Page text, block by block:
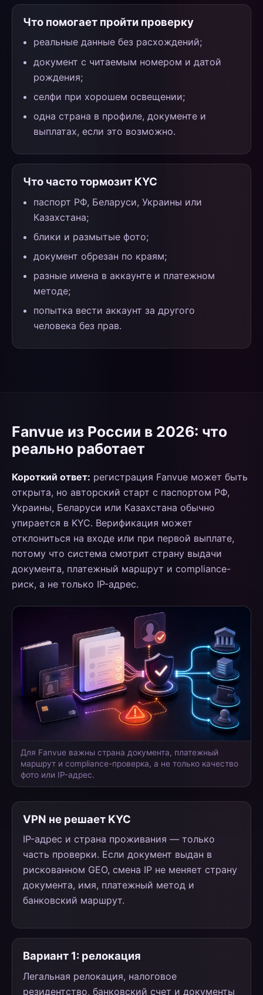
Что помогает пройти проверку
реальные данные без расхождений;
документ с читаемым номером и датой
рождения;
селфи при хорошем освещении;
одна страна в профиле, документе и
выплатах, если это возможно.
Что часто тормозит KYC
паспорт РФ, Беларуси, Украины или
Казахстана;
блики и размытые фото;
документ обрезан по краям;
разные имена в аккаунте и платежном
методе;
попытка вести аккаунт за другого
человека без прав.
Fanvue из России в 2026: что
реально работает
Короткий ответ: регистрация Fanvue может быть
открыта, но авторский старт с паспортом РФ,
Украины, Беларуси или Казахстана обычно
упирается в KYC. Верификация может
отклониться на входе или при первой выплате,
потому что система смотрит страну выдачи
документа, платежный маршрут и compliance-
риск, а не только IP-адрес.
Для Fanvue важны страна документа, платежный
маршрут и compliance-проверка, а не только качество
фото или IP-адрес.
VPN не решает KYC
IP-адрес и страна проживания — только
часть проверки. Если документ выдан в
рискованном GEO, смена IP не меняет страну
документа, имя, платежный метод и
банковский маршрут.
Вариант 1: релокация
Легальная релокация, налоговое
резидентство, банковский счет и документы